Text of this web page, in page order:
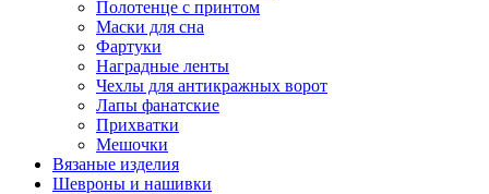
Полотенце с принтом
Маски для сна
Фартуки
Наградные ленты
Чехлы для антикражных ворот
Лапы фанатские
Прихватки
Мешочки
Вязаные изделия
Шевроны и нашивки